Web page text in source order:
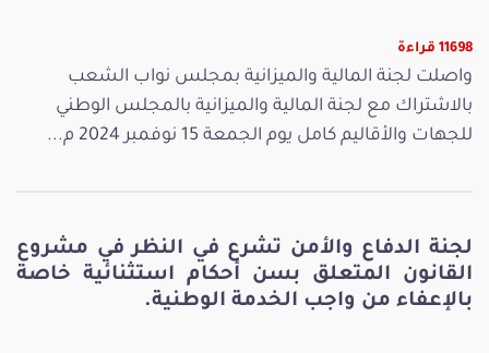
11698 قراءة
واصلت لجنة المالية والميزانية بمجلس نواب الشعب
بالاشتراك مع لجنة المالية والميزانية بالمجلس الوطني
للجهات والأقاليم كامل يوم الجمعة 15 نوفمبر 2024 م...
لجنة الدفاع والأمن تشرع في النظر في مشروع
القانون المتعلق بسن أحكام استثنائية خاصة
بالإعفاء من واجب الخدمة الوطنية.